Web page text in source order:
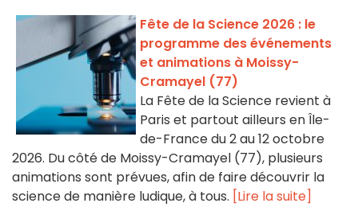
Fête de la Science 2026 : le
programme des événements
et animations à Moissy-
Cramayel (77)
La Fête de la Science revient à
Paris et partout ailleurs en Île-
de-France du 2 au 12 octobre
2026. Du côté de Moissy-Cramayel (77), plusieurs
animations sont prévues, afin de faire découvrir la
science de manière ludique, à tous. [Lire la suite]